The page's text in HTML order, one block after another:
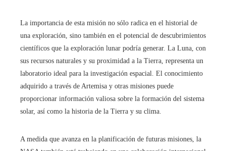
La importancia de esta misión no sólo radica en el historial de
una exploración, sino también en el potencial de descubrimientos
científicos que la exploración lunar podría generar. La Luna, con
sus recursos naturales y su proximidad a la Tierra, representa un
laboratorio ideal para la investigación espacial. El conocimiento
adquirido a través de Artemisa y otras misiones puede
proporcionar información valiosa sobre la formación del sistema
solar, así como la historia de la Tierra y su clima.
A medida que avanza en la planificación de futuras misiones, la